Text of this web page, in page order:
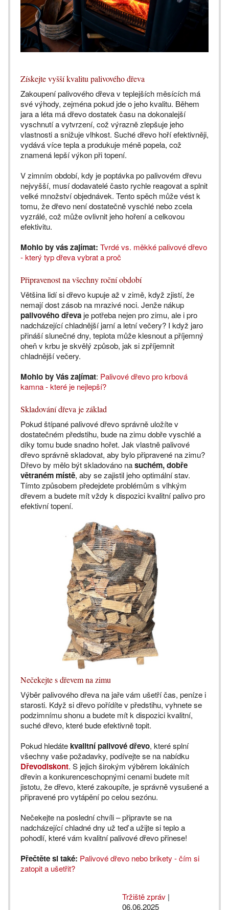
Získejte vyšší kvalitu palivového dřeva
Zakoupení palivového dřeva v teplejších měsících má
své výhody, zejména pokud jde o jeho kvalitu. Během
jara a léta má dřevo dostatek času na dokonalejší
vyschnutí a vytvrzení, což výrazně zlepšuje jeho
vlastnosti a snižuje vlhkost. Suché dřevo hoří efektivněji,
vydává více tepla a produkuje méně popela, což
znamená lepší výkon při topení.
V zimním období, kdy je poptávka po palivovém dřevu
nejvyšší, musí dodavatelé často rychle reagovat a splnit
velké množství objednávek. Tento spěch může vést k
tomu, že dřevo není dostatečně vyschlé nebo zcela
vyzrálé, což může ovlivnit jeho hoření a celkovou
efektivitu.
Mohlo by vás zajímat: Tvrdé vs. měkké palivové dřevo
- který typ dřeva vybrat a proč
Připravenost na všechny roční období
Většina lidí si dřevo kupuje až v zimě, když zjistí, že
nemají dost zásob na mrazivé noci. Jenže nákup
palivového dřeva je potřeba nejen pro zimu, ale i pro
nadcházející chladnější jarní a letní večery? I když jaro
přináší slunečné dny, teplota může klesnout a příjemný
oheň v krbu je skvělý způsob, jak si zpříjemnit
chladnější večery.
Mohlo by Vás zajímat: Palivové dřevo pro krbová
kamna - které je nejlepší?
Skladování dřeva je základ
Pokud štípané palivové dřevo správně uložíte v
dostatečném předstihu, bude na zimu dobře vyschlé a
díky tomu bude snadno hořet. Jak vlastně palivové
dřevo správně skladovat, aby bylo připravené na zimu?
Dřevo by mělo být skladováno nasuchém, dobře
větraném místě, aby se zajistil jeho optimální stav.
Tímto způsobem předejdete problémům s vlhkým
dřevem a budete mít vždy k dispozici kvalitní palivo pro
efektivní topení.
Nečekejte s dřevem na zimu
Výběr palivového dřeva na jaře vám ušetří čas, peníze i
starosti. Když si dřevo pořídíte v předstihu, vyhnete se
podzimnímu shonu a budete mít k dispozici kvalitní,
suché dřevo, které bude efektivně topit.
Pokud hledátekvalitní palivové dřevo, které splní
všechny vaše požadavky, podívejte se na nabídku
Dřevodiskont. S jejich širokým výběrem lokálních
dřevin a konkurenceschopnými cenami budete mít
jistotu, že dřevo, které zakoupíte, je správně vysušené a
připravené pro vytápění po celou sezónu.
Nečekejte na poslední chvíli – připravte se na
nadcházející chladné dny už teď a užijte si teplo a
pohodlí, které vám kvalitní palivové dřevo přinese!
Přečtěte si také: Palivové dřevo nebo brikety - čím si
zatopit a ušetřit?
Tržiště zpráv |
06.06.2025